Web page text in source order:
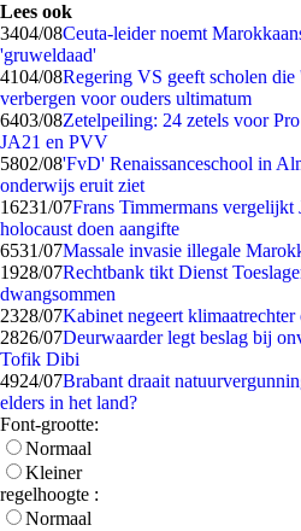
Lees ook
3404/08Ceuta-leider noemt
'gruweldaad'
4104/08Regering VS geeft scholen
verbergen voor ouders ultimatum
6403/08Zetelpeiling: 24 zetels voor
JA21 en PVV
5802/08'FvD' Renaissanceschool in
onderwijs eruit ziet
16231/07Frans Timmermans vergelijkt
holocaust doen aangifte
6531/07Massale invasie illegale
1928/07Rechtbank tikt Dienst
dwangsommen
2328/07Kabinet negeert
2826/07Deurwaarder legt beslag bij
Tofik Dibi
4924/07Brabant draait
elders in het land?
Font-grootte:
Normaal
Kleiner
regelhoogte :
Normaal